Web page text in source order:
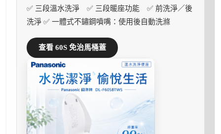
✅ 三段溫水洗淨 ✅ 三段暖座功能 ✅ 前洗淨／後
洗淨 ✅ 一體式不鏽鋼噴嘴：使用後自動洗滌
查看 60S 免治馬桶蓋